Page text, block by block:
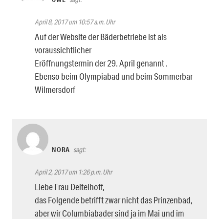
April 8, 2017 um 10:57 a.m. Uhr
Auf der Website der Bäderbetriebe ist als
voraussichtlicher
Eröffnungstermin der 29. April genannt .
Ebenso beim Olympiabad und beim Sommerbar
Wilmersdorf
NORA sagt:
April 2, 2017 um 1:26 p.m. Uhr
Liebe Frau Deitelhoff,
das Folgende betrifft zwar nicht das Prinzenbad,
aber wir Columbiabader sind ja im Mai und im